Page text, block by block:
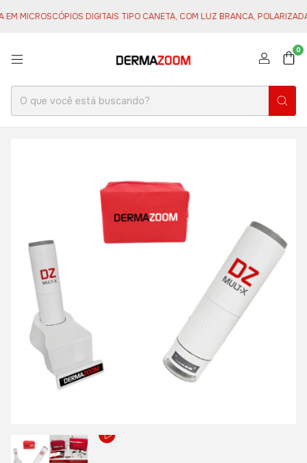
DIGITAIS TIPO CANETA, COM LUZ BRANCA, POLARIZADA E/
0